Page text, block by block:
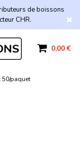
de boissons
CHR.
0,00 €
50/paquet